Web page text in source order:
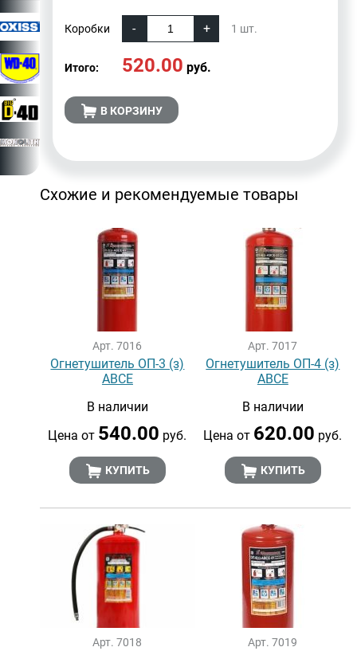
Коробки 1 шт.
Итого: 520.00 руб.
В КОРЗИНУ
Схожие и рекомендуемые товары
Арт. 7016
Огнетушитель ОП-3 (з)
АВСЕ
В наличии
Цена от 540.00 руб.
КУПИТЬ
Арт. 7017
Огнетушитель ОП-4 (з)
АВСЕ
В наличии
Цена от 620.00 руб.
КУПИТЬ
Арт. 7018 Арт. 7019